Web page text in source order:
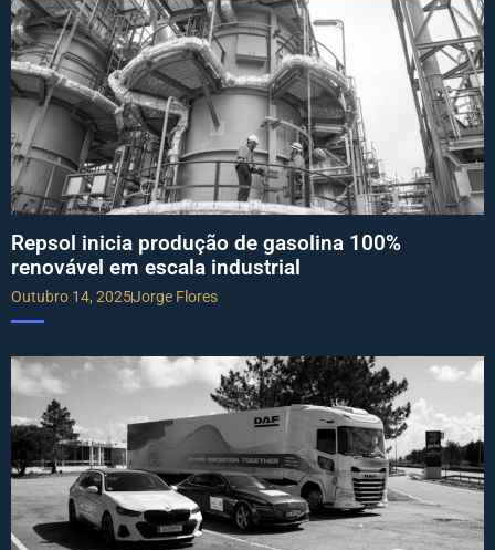
Repsol inicia produção de gasolina 100%
renovável em escala industrial
Outubro 14, 2025Jorge Flores